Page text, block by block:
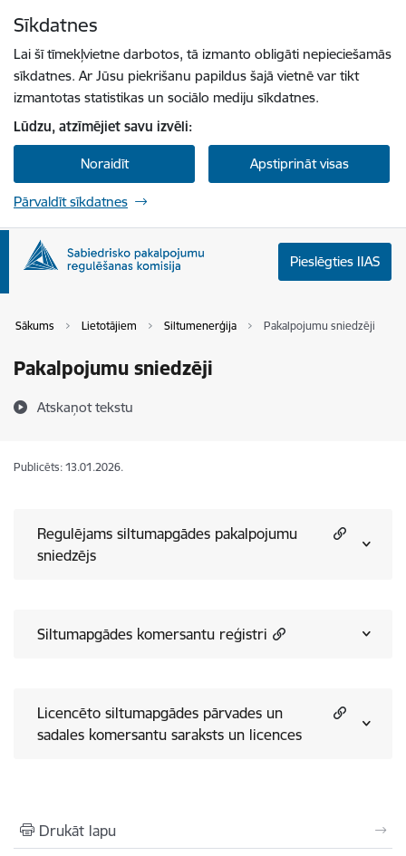
Sīkdatnes
Lai šī tīmekļvietne darbotos, tā izmanto obligāti nepieciešamās
sīkdatnes. Ar Jūsu piekrišanu papildus šajā vietnē var tikt
izmantotas statistikas un sociālo mediju sīkdatnes.
Lūdzu, atzīmējiet savu izvēli:
Noraidīt Apstiprināt visas
Pārvaldīt sīkdatnes
Pieslēgties IIAS
Sākums Lietotājiem Siltumenerģija Pakalpojumu sniedzēji
Pakalpojumu sniedzēji
Atskaņot tekstu
Publicēts: 13.01.2026.
Regulējams siltumapgādes pakalpojumu
sniedzējs
Siltumapgādes komersantu reģistri
Licencēto siltumapgādes pārvades un
sadales komersantu saraksts un licences
Drukāt lapu